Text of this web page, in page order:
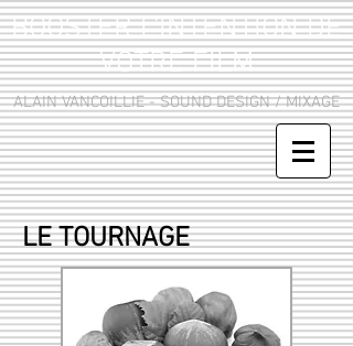
BOOSTER L'INTENTION DE
VOTRE FILM
ALAIN VANCOILLIE - SOUND DESIGN / MIXAGE
LE TOURNAGE